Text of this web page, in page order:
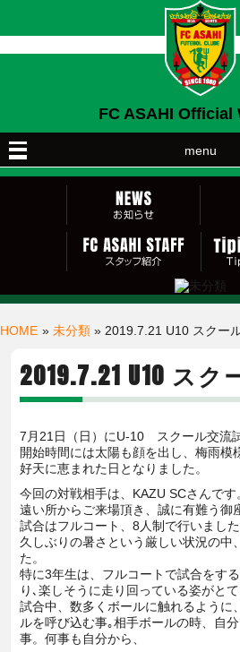
FC ASAHI Official
menu
HOME » 未分類 » 2019.7.21 U10 スクー
2019.7.21 U10 ス
7月21日（日）にU-10 スクール交流
開始時間には太陽も顔を出し、梅雨模
好天に恵まれた日となりました。
今回の対戦相手は、KAZU SCさんです
遠い所からご来場頂き、誠に有難う御
試合はフルコート、8人制で行いました
久しぶりの暑さという厳しい状況の中
た。
特に3年生は、フルコートで試合をす
り､楽しそうに走り回っている姿がとて
試合中、数多くボールに触れるように
ルを呼び込む事｡相手ボールの時、自
事。何事も自分から、